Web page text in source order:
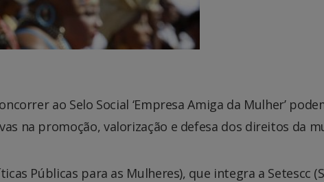
ao Selo Social ‘Empresa Amiga da Mulher’
na promoção, valorização e defesa dos direitos da
Públicas para as Mulheres), que integra a Setescc